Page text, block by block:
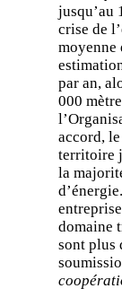
jusqu’au
crise de
moyenne
par an,
000
accord,
territoire
la
domaine
sont plus